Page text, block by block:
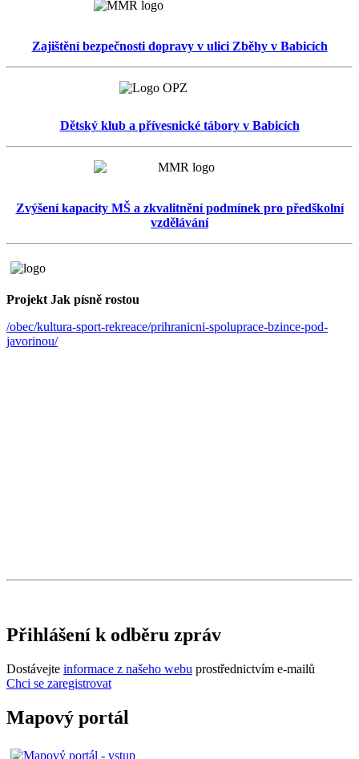
Zajištění bezpečnosti dopravy v ulici Zběhy v Babicích
Dětský klub a přívesnické tábory v Babicích
Zvýšení kapacity MŠ a zkvalitnění podmínek pro předškolní
vzdělávání
Projekt Jak písně rostou
/obec/kultura-sport-rekreace/prihranicni-spoluprace-bzince-pod-
javorinou/
Přihlášení k odběru zpráv
Dostávejte informace z našeho webu prostřednictvím e-mailů
Chci se zaregistrovat
Mapový portál